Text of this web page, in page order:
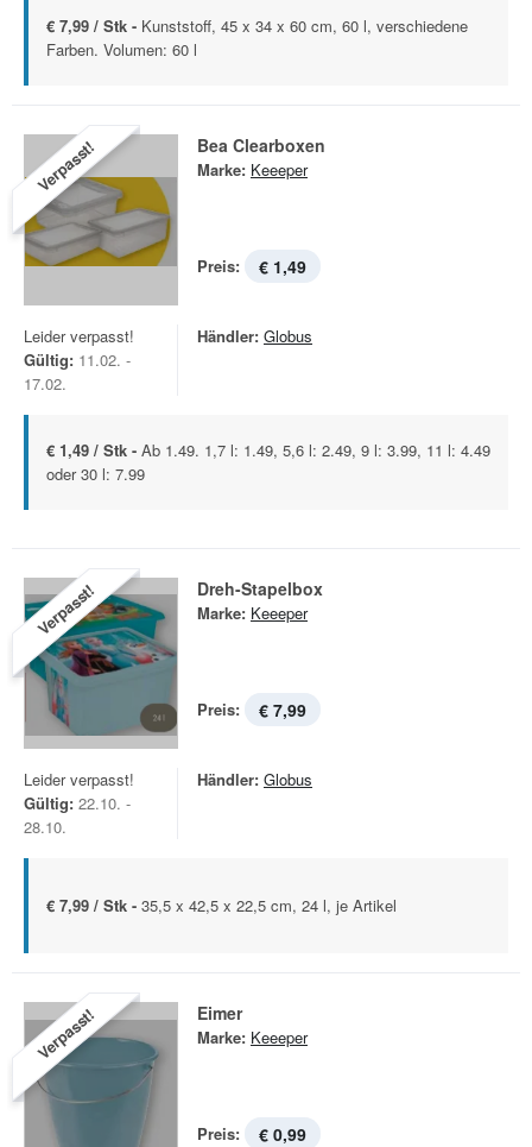
€ 7,99 / Stk - Kunststoff, 45 x 34 x 60 cm, 60 l, verschiedene
Farben. Volumen: 60 l
Verpasst! Bea Clearboxen
Marke: Keeeper
Preis: € 1,49
Leider verpasst!
Gültig: 11.02. -
17.02.
Händler: Globus
€ 1,49 / Stk - Ab 1.49. 1,7 l: 1.49, 5,6 l: 2.49, 9 l: 3.99, 11 l: 4.49
oder 30 l: 7.99
Verpasst! Dreh-Stapelbox
Marke: Keeeper
Preis: € 7,99
Leider verpasst!
Gültig: 22.10. -
28.10.
Händler: Globus
€ 7,99 / Stk - 35,5 x 42,5 x 22,5 cm, 24 l, je Artikel
Verpasst! Eimer
Marke: Keeeper
Preis: € 0,99